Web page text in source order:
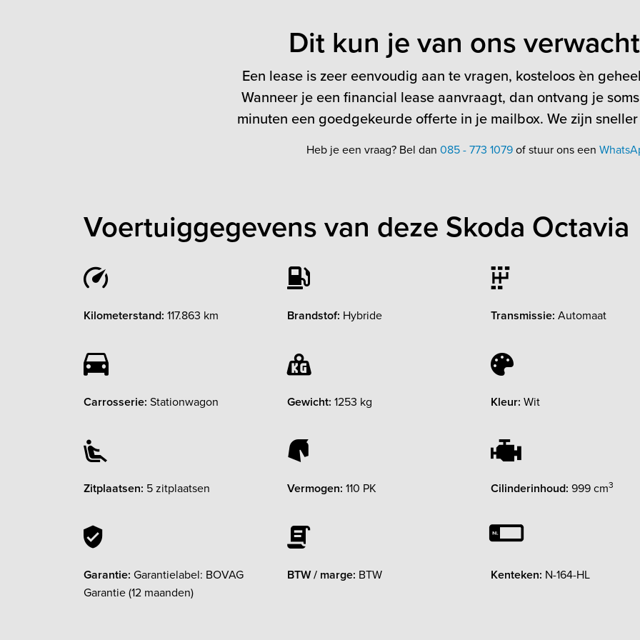
Dit kun je van ons
Een lease is zeer eenvoudig aan te vragen, kosteloos èn
Wanneer je een financial lease aanvraagt, dan ontvang je
minuten een goedgekeurde offerte in je mailbox. We zijn
Heb je een vraag? Bel dan 085 - 773 1079of stuur ons een
Voertuiggegevens van deze Skoda Octavia
Kilometerstand: 117.863 km Brandstof: Hybride Transmissie: Automaat
Carrosserie: Stationwagon Gewicht: 1253 kg Kleur: Wit
Zitplaatsen: 5 zitplaatsen Vermogen: 110 PK Cilinderinhoud: 999 cm3
Garantie: Garantielabel: BOVAG
Garantie (12 maanden)
BTW / marge: BTW Kenteken: N-164-HL